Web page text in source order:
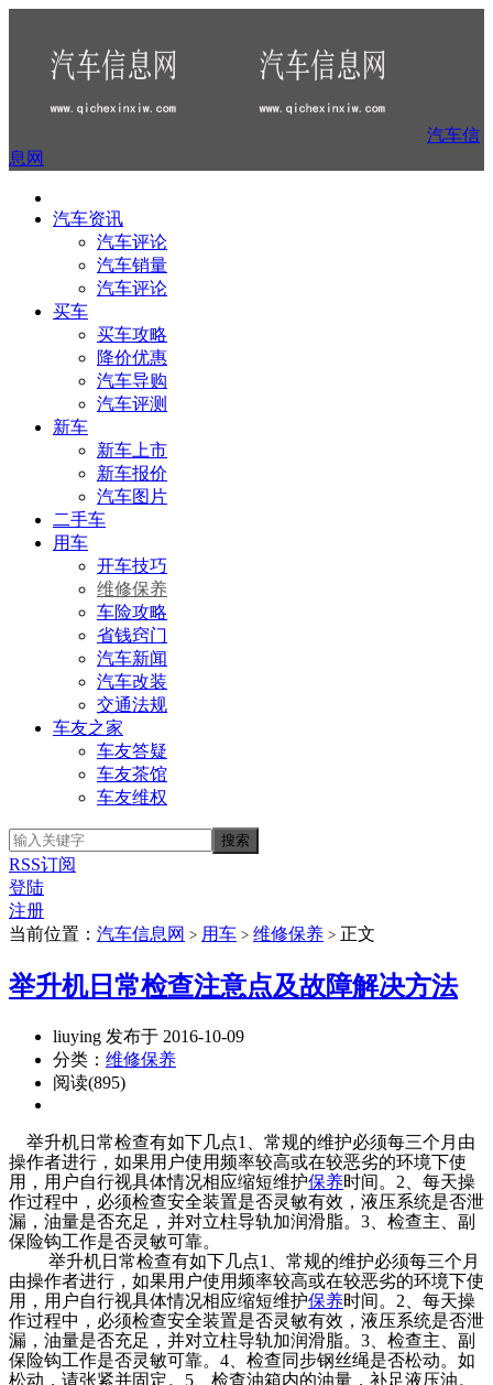
汽车信
息网
汽车资讯
汽车评论
汽车销量
汽车评论
买车
买车攻略
降价优惠
汽车导购
汽车评测
新车
新车上市
新车报价
汽车图片
二手车
用车
开车技巧
维修保养
车险攻略
省钱窍门
汽车新闻
汽车改装
交通法规
车友之家
车友答疑
车友茶馆
车友维权
RSS订阅
登陆
注册
当前位置： 汽车信息网 > 用车 > 维修保养 > 正文
举升机日常检查注意点及故障解决方法
liuying 发布于 2016-10-09
分类： 维修保养
阅读(895)
举升机日常检查有如下几点1、常规的维护必须每三个月由
操作者进行，如果用户使用频率较高或在较恶劣的环境下使
用，用户自行视具体情况相应缩短维护保养时间。2、每天操
作过程中，必须检查安全装置是否灵敏有效，液压系统是否泄
漏，油量是否充足，并对立柱导轨加润滑脂。3、检查主、副
保险钩工作是否灵敏可靠。
举升机日常检查有如下几点1、常规的维护必须每三个月
由操作者进行，如果用户使用频率较高或在较恶劣的环境下使
用，用户自行视具体情况相应缩短维护保养时间。2、每天操
作过程中，必须检查安全装置是否灵敏有效，液压系统是否泄
漏，油量是否充足，并对立柱导轨加润滑脂。3、检查主、副
保险钩工作是否灵敏可靠。4、检查同步钢丝绳是否松动。如
松动，请张紧并固定。5、检查油箱内的油量，补足液压油。